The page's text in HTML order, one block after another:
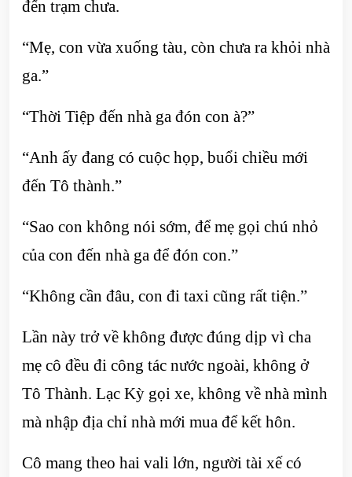
đến trạm chưa.
“Mẹ, con vừa xuống tàu, còn chưa ra khỏi nhà
ga.”
“Thời Tiệp đến nhà ga đón con à?”
“Anh ấy đang có cuộc họp, buổi chiều mới
đến Tô thành.”
“Sao con không nói sớm, để mẹ gọi chú nhỏ
của con đến nhà ga để đón con.”
“Không cần đâu, con đi taxi cũng rất tiện.”
Lần này trở về không được đúng dịp vì cha
mẹ cô đều đi công tác nước ngoài, không ở
Tô Thành. Lạc Kỳ gọi xe, không về nhà mình
mà nhập địa chỉ nhà mới mua để kết hôn.
Cô mang theo hai vali lớn, người tài xế có